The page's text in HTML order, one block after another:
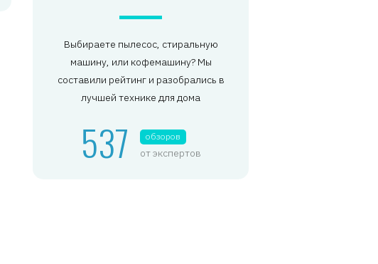
Выбираете пылесос, стиральную
машину, или кофемашину? Мы
составили рейтинг и разобрались в
лучшей технике для дома
537 обзоров
от экспертов